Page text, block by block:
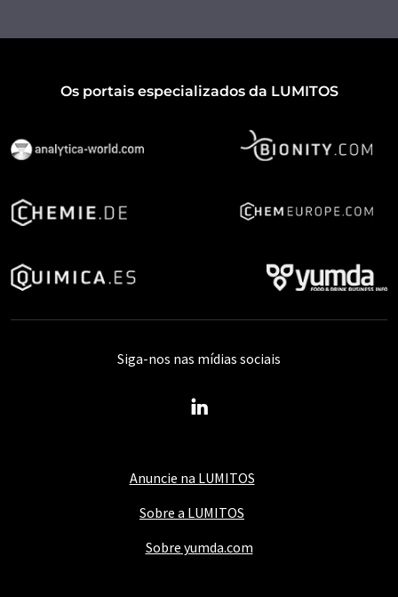
Os portais especializados da LUMITOS
Anuncie na LUMITOS
Sobre a LUMITOS
Sobre yumda.com
Siga-nos nas mídias sociais